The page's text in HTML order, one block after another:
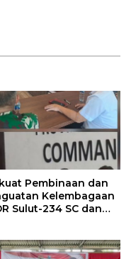
Pembinaan dan
Kelembagaan
Sulut-234 SC dan